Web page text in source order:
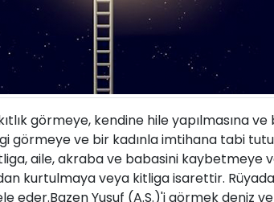
görmeye, kendine hile yapılmasına
görmeye ve bir kadınla imtihana tabi
aile, akraba ve babasini
kurtulmaya veya kitliga isarettir.
eder.Bazen Yusuf (A.S.)'i görmek deniz